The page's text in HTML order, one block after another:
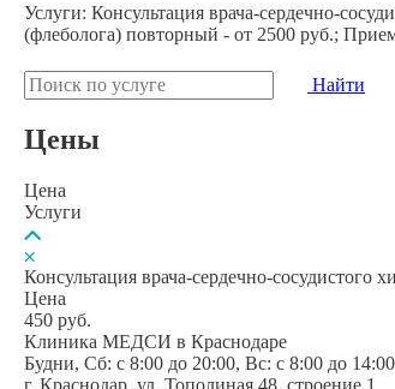
Услуги: Консультация врача-сердечно-
(флеболога) повторный - от 2500 руб.;
Найти
Цены
Цена
Услуги
Консультация врача-сердечно-сосудистого
Цена
450 руб.
Клиника МЕДСИ в Краснодаре
Будни, Сб: c 8:00 до 20:00, Вс: c 8:00 до 14:00
г. Краснодар, ул. Тополиная 48, строение 1